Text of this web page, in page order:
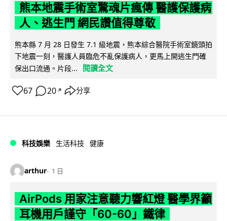
熊本地震手術室驚魂片瘋傳 醫護保護病
人、逃生門 網民讚值得尊敬
熊本縣 7 月 28 日發生 7.1 級地震，熊本綜合醫院手術室鏡頭拍
下地震一刻，醫護人員臨危不亂保護病人，更馬上開逃生門確
保出口流通。片段...
閱讀全文
67 20 ↗ 分享
科技娛樂 生活科技 健康
arthur 1 日
AirPods 用家注意聽力響紅燈 醫學界籲
耳機用戶謹守「60-60」鐵律